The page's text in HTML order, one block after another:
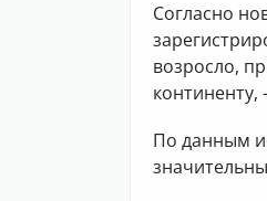
Согласно
возросло,
континенту,
По данным